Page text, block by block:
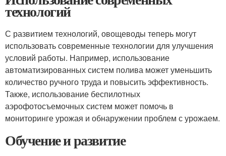
технологий
С развитием технологий, овощеводы теперь могут
использовать современные технологии для улучшения
условий работы. Например, использование
автоматизированных систем полива может уменьшить
количество ручного труда и повысить эффективность.
Также, использование беспилотных
аэрофотосъемочных систем может помочь в
мониторинге урожая и обнаружении проблем с урожаем.
Обучение и развитие